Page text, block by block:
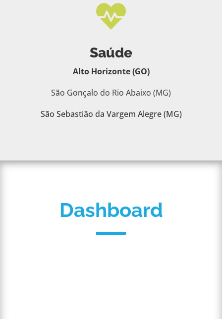

Saúde
Alto Horizonte (GO)
São Gonçalo do Rio Abaixo (MG)
São Sebastião da Vargem Alegre (MG)
Dashboard